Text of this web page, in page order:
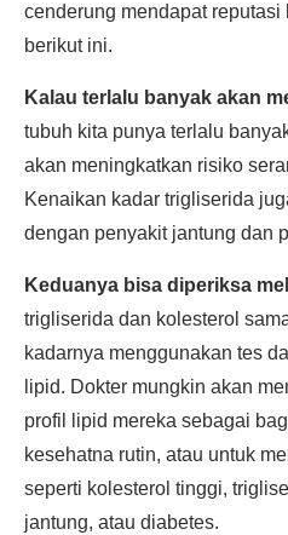
cenderung mendapat reputasi
berikut ini.
Kalau terlalu banyak akan
tubuh kita punya terlalu
akan meningkatkan risiko
Kenaikan kadar trigliserida
dengan penyakit jantung dan
Keduanya bisa diperiksa
trigliserida dan kolesterol
kadarnya menggunakan tes
lipid. Dokter mungkin akan
profil lipid mereka sebagai
kesehatna rutin, atau untuk
seperti kolesterol tinggi,
jantung, atau diabetes.